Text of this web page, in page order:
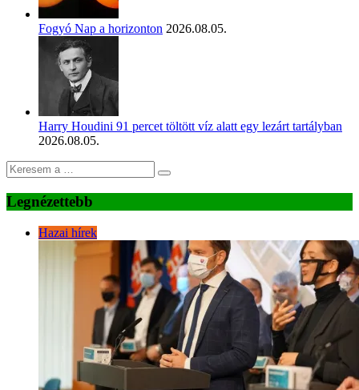
Fogyó Nap a horizonton 2026.08.05.
Harry Houdini 91 percet töltött víz alatt egy lezárt tartályban
2026.08.05.
Legnézettebb
Hazai hírek